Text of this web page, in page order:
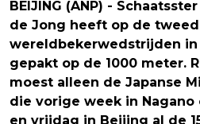
BEIJING (ANP) -
de Jong heeft op de
wereldbekerwedstrijden
gepakt op de 1000 meter.
moest alleen de Japanse
die vorige week in Nagano
en vrijdag in Beijing al de